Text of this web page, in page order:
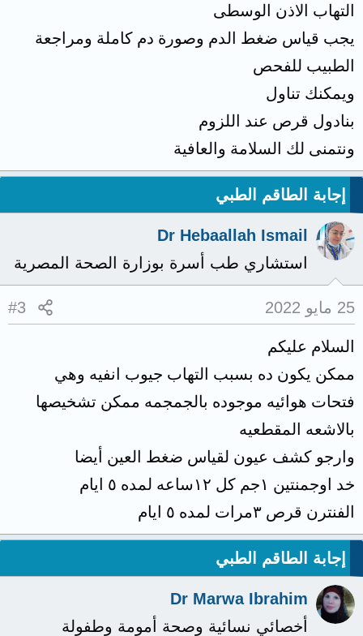
التهاب الاذن الوسطى
يجب قياس ضغط الدم وصورة دم كاملة ومراجعة
الطبيب للفحص
ويمكنك تناول
بنادول قرص عند اللزوم
ونتمنى لك السلامة والعافية
إجابة الطاقم الطبي
Dr Hebaallah Ismail
استشاري طب أسرة بوزارة الصحة المصرية
25 مايو 2022 #3
السلام عليكم
ممكن يكون ده بسبب التهاب جيوب انفيه وهي
فتحات هوائيه موجوده بالجمجمه ممكن تشخيصها
بالاشعه المقطعيه
وارجو كشف عيون لقياس ضغط العين أيضا
خد اوجمنتين ١جم كل ١٢ساعه لمده ٥ ايام
الفنترن قرص ٣مرات لمده ٥ ايام
إجابة الطاقم الطبي
Dr Marwa Ibrahim
أخصائي نسائية وصحة أمومة وطفولة